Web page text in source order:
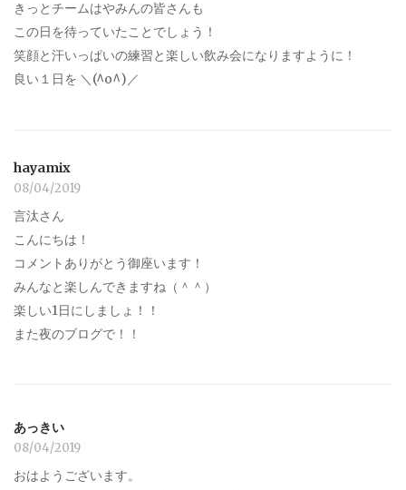
きっとチームはやみんの皆さんも
この日を待っていたことでしょう！
笑顔と汗いっぱいの練習と楽しい飲み会になりますように！
良い１日を ＼(^o^)／
hayamix
08/04/2019
言汰さん
こんにちは！
コメントありがとう御座います！
みんなと楽しんできますね（＾＾）
楽しい1日にしましょ！！
また夜のブログで！！
あっきい
08/04/2019
おはようございます。